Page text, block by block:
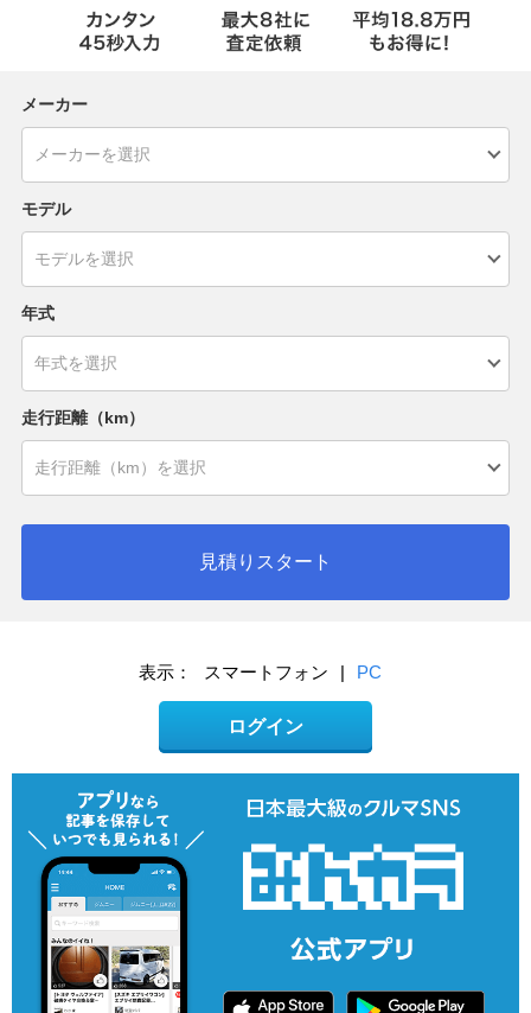
メーカー
モデル
年式
走行距離（km）
見積りスタート
表示： スマートフォン | PC
ログイン